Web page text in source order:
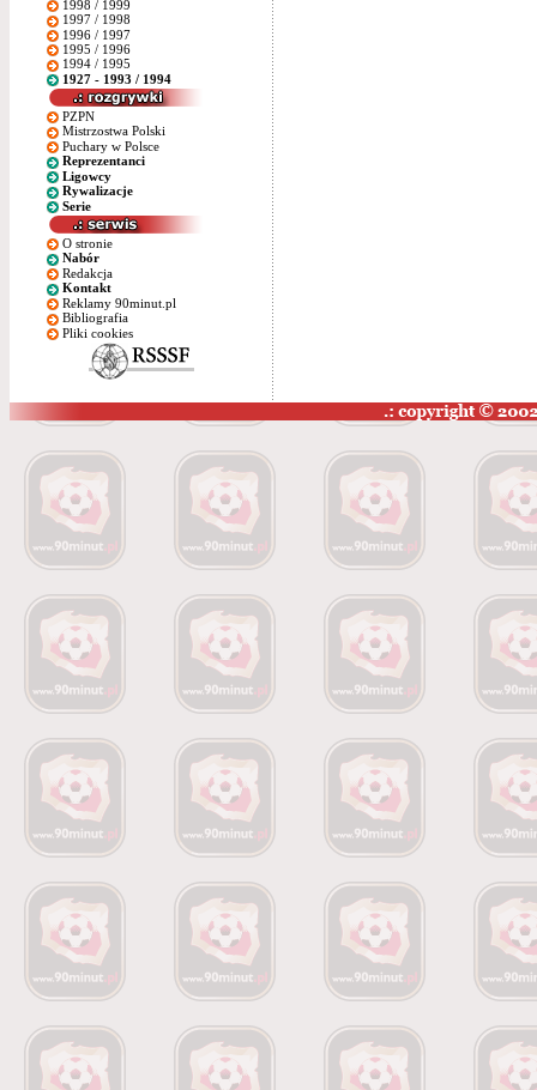
1998 / 1999
1997 / 1998
1996 / 1997
1995 / 1996
1994 / 1995
1927 - 1993 / 1994
PZPN
Mistrzostwa Polski
Puchary w Polsce
Reprezentanci
Ligowcy
Rywalizacje
Serie
O stronie
Nabór
Redakcja
Kontakt
Reklamy 90minut.pl
Bibliografia
Pliki cookies